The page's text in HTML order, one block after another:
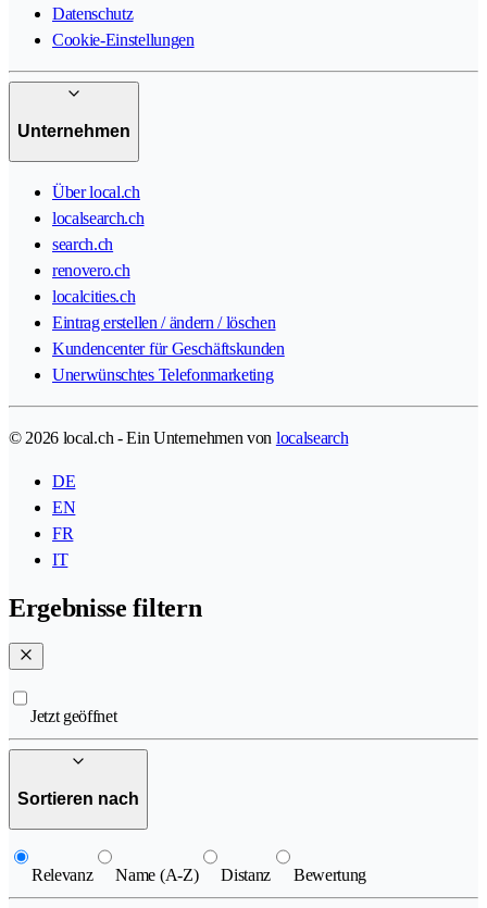
Datenschutz
Cookie-Einstellungen
Unternehmen
Über local.ch
localsearch.ch
search.ch
renovero.ch
localcities.ch
Eintrag erstellen / ändern / löschen
Kundencenter für Geschäftskunden
Unerwünschtes Telefonmarketing
© 2026 local.ch - Ein Unternehmen von localsearch
DE
EN
FR
IT
Ergebnisse filtern
Jetzt geöffnet
Sortieren nach
Relevanz Name (A-Z) Distanz Bewertung